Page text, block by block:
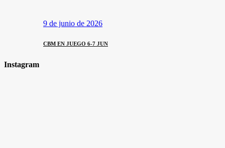
9 de junio de 2026
CBM EN JUEGO 6-7 JUN
Instagram